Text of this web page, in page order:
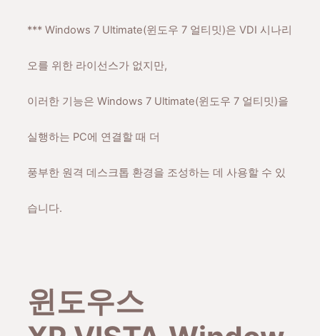
*** Windows 7 Ultimate(윈도우 7 얼티밋)은 VDI 시나리
오를 위한 라이선스가 없지만,
이러한 기능은 Windows 7 Ultimate(윈도우 7 얼티밋)을
실행하는 PC에 연결할 때 더
풍부한 원격 데스크톱 환경을 조성하는 데 사용할 수 있
습니다.
윈도우스